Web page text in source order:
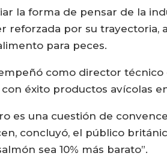
la forma de pensar de la
reforzada por su
para peces.
como director
éxito productos avícolas
es una cuestión de
concluyó, el público
sea 10% más barato”.